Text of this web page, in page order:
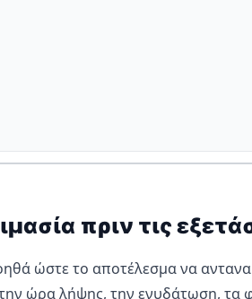
πριν τις
ώστε το αποτέλεσμα να
ώρα λήψης, την ενυδάτωση,